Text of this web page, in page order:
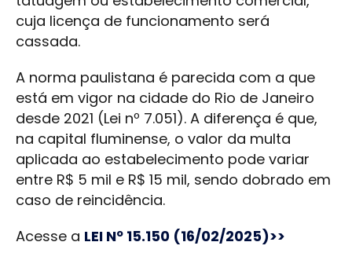
cuja licença de funcionamento será
cassada.
A norma paulistana é parecida com a que
está em vigor na cidade do Rio de Janeiro
desde 2021 (Lei nº 7.051). A diferença é que,
na capital fluminense, o valor da multa
aplicada ao estabelecimento pode variar
entre R$ 5 mil e R$ 15 mil, sendo dobrado em
caso de reincidência.
Acesse a LEI Nº 15.150 (16/02/2025)>>